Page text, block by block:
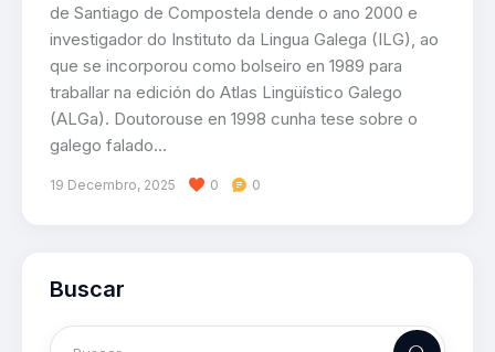
de Santiago de Compostela dende o ano 2000 e
investigador do Instituto da Lingua Galega (ILG), ao
que se incorporou como bolseiro en 1989 para
traballar na edición do Atlas Lingüístico Galego
(ALGa). Doutorouse en 1998 cunha tese sobre o
galego falado…
19 Decembro, 2025 0 0
Buscar